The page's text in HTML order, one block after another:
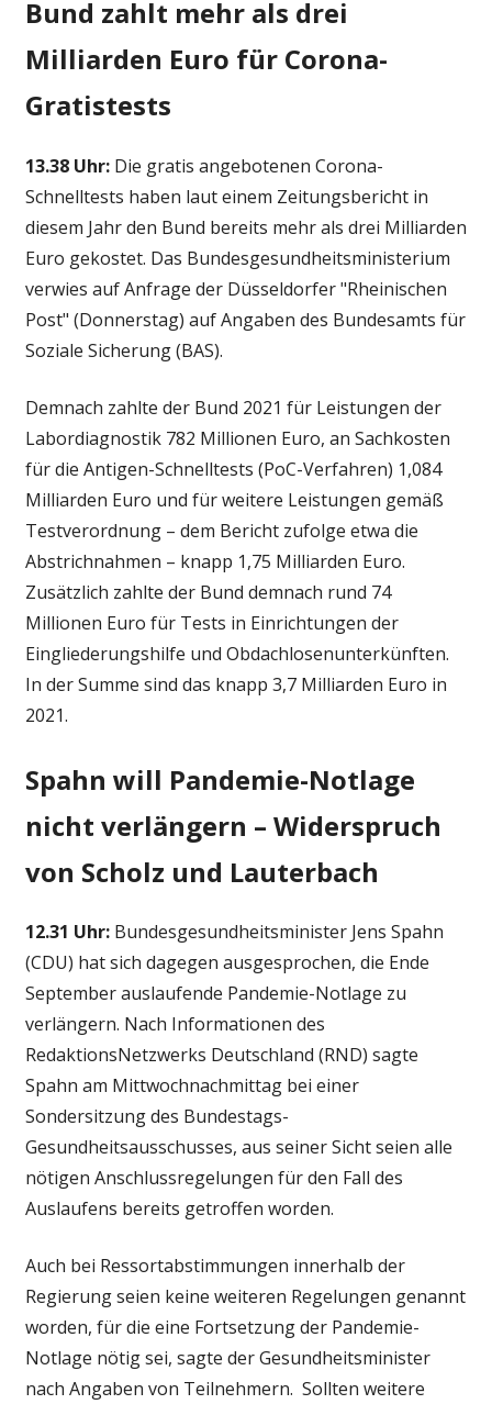
Bund zahlt mehr als drei
Milliarden Euro für Corona-
Gratistests
13.38 Uhr:Die gratis angebotenen Corona-
Schnelltests haben laut einem Zeitungsbericht in
diesem Jahr den Bund bereits mehr als drei Milliarden
Euro gekostet. Das Bundesgesundheitsministerium
verwies auf Anfrage der Düsseldorfer "Rheinischen
Post" (Donnerstag) auf Angaben des Bundesamts für
Soziale Sicherung (BAS).
Demnach zahlte der Bund 2021 für Leistungen der
Labordiagnostik 782 Millionen Euro, an Sachkosten
für die Antigen-Schnelltests (PoC-Verfahren) 1,084
Milliarden Euro und für weitere Leistungen gemäß
Testverordnung – dem Bericht zufolge etwa die
Abstrichnahmen – knapp 1,75 Milliarden Euro.
Zusätzlich zahlte der Bund demnach rund 74
Millionen Euro für Tests in Einrichtungen der
Eingliederungshilfe und Obdachlosenunterkünften.
In der Summe sind das knapp 3,7 Milliarden Euro in
2021.
Spahn will Pandemie-Notlage
nicht verlängern – Widerspruch
von Scholz und Lauterbach
12.31 Uhr:Bundesgesundheitsminister Jens Spahn
(CDU) hat sich dagegen ausgesprochen, die Ende
September auslaufende Pandemie-Notlage zu
verlängern. Nach Informationen des
RedaktionsNetzwerks Deutschland (RND) sagte
Spahn am Mittwochnachmittag bei einer
Sondersitzung des Bundestags-
Gesundheitsausschusses, aus seiner Sicht seien alle
nötigen Anschlussregelungen für den Fall des
Auslaufens bereits getroffen worden.
Auch bei Ressortabstimmungen innerhalb der
Regierung seien keine weiteren Regelungen genannt
worden, für die eine Fortsetzung der Pandemie-
Notlage nötig sei, sagte der Gesundheitsminister
nach Angaben von Teilnehmern. Sollten weitere